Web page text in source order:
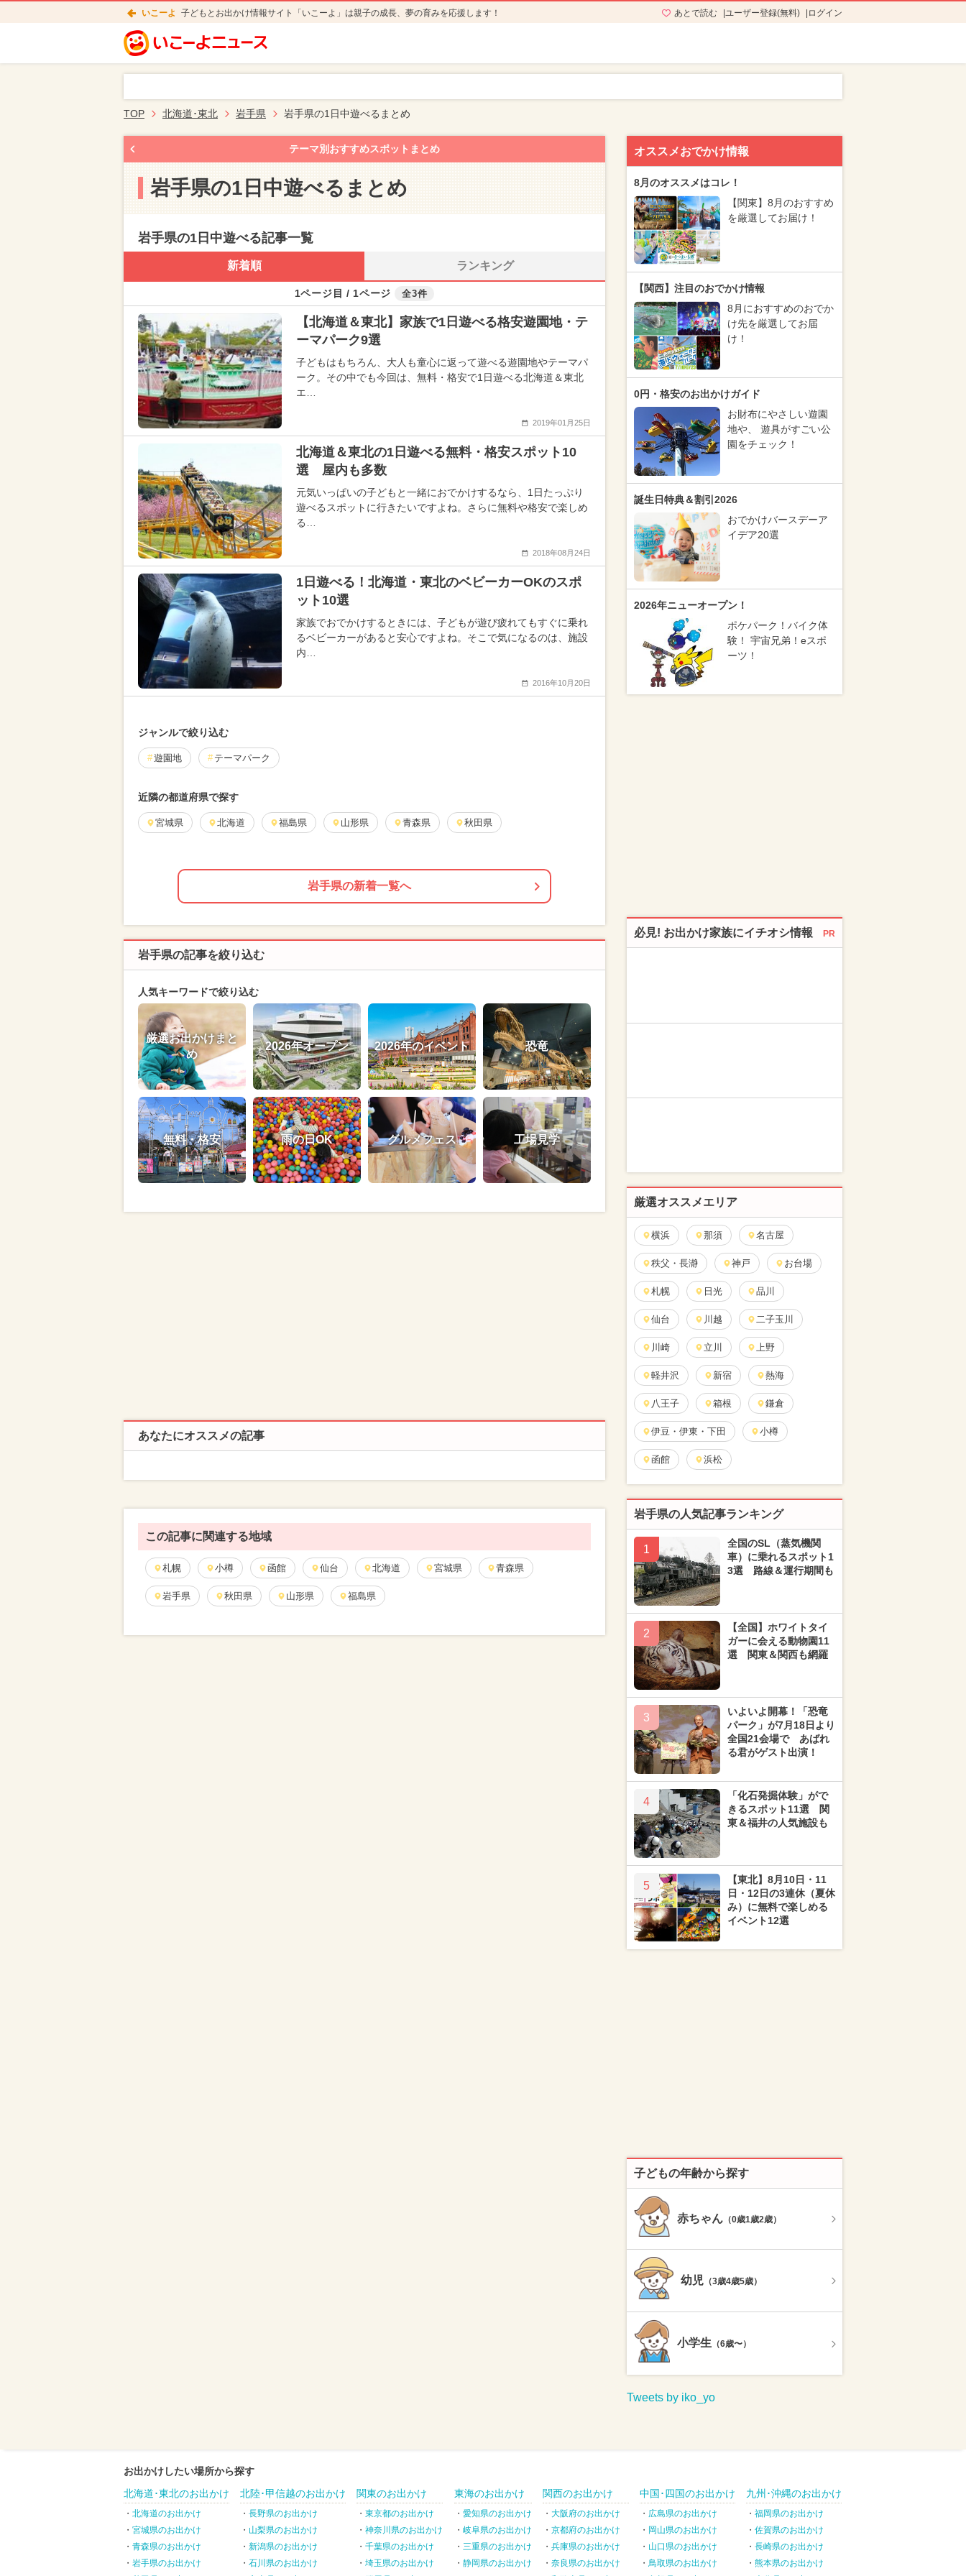
いこーよ 子どもとお出かけ情報サイト「いこーよ」は親子の成長、夢の育みを応援します！ あとで読む ユーザー登録(無料) ログイン
TOP 北海道･東北 岩手県 岩手県の1日中遊べるまとめ
テーマ別おすすめスポットまとめ
岩手県の1日中遊べるまとめ
岩手県の1日中遊べる記事一覧
新着順 ランキング
1ページ目 / 1ページ 全3件
【北海道＆東北】家族で1日遊べる格安遊園地・テ
ーマパーク9選
子どもはもちろん、大人も童心に返って遊べる遊園地やテーマパ
ーク。その中でも今回は、無料・格安で1日遊べる北海道＆東北
エ…
2019年01月25日
北海道＆東北の1日遊べる無料・格安スポット10
選 屋内も多数
元気いっぱいの子どもと一緒におでかけするなら、1日たっぷり
遊べるスポットに行きたいですよね。さらに無料や格安で楽しめ
る…
2018年08月24日
1日遊べる！北海道・東北のベビーカーOKのスポ
ット10選
家族でおでかけするときには、子どもが遊び疲れてもすぐに乗れ
るベビーカーがあると安心ですよね。そこで気になるのは、施設
内…
2016年10月20日
ジャンルで絞り込む
遊園地 テーマパーク
近隣の都道府県で探す
宮城県 北海道 福島県 山形県 青森県 秋田県
岩手県の新着一覧へ
岩手県の記事を絞り込む
人気キーワードで絞り込む
厳選お出かけまと
め
2026年オープン 2026年のイベント 恐竜
無料・格安 雨の日OK グルメフェス 工場見学
あなたにオススメの記事
この記事に関連する地域
札幌 小樽 函館 仙台 北海道 宮城県 青森県
岩手県 秋田県 山形県 福島県
オススメおでかけ情報
8月のオススメはコレ！
【関東】8月のおすすめ
を厳選してお届け！
【関西】注目のおでかけ情報
8月におすすめのおでか
け先を厳選してお届
け！
0円・格安のお出かけガイド
お財布にやさしい遊園
地や、 遊具がすごい公
園をチェック！
誕生日特典＆割引2026
おでかけバースデーア
イデア20選
2026年ニューオープン！
ポケパーク！バイク体
験！ 宇宙兄弟！eスポ
ーツ！
必見! お出かけ家族にイチオシ情報 PR
厳選オススメエリア
横浜 那須 名古屋
秩父・長瀞 神戸 お台場
札幌 日光 品川
仙台 川越 二子玉川
川崎 立川 上野
軽井沢 新宿 熱海
八王子 箱根 鎌倉
伊豆・伊東・下田 小樽
函館 浜松
岩手県の人気記事ランキング
1
全国のSL（蒸気機関
車）に乗れるスポット1
3選 路線＆運行期間も
2
【全国】ホワイトタイ
ガーに会える動物園11
選 関東＆関西も網羅
3
いよいよ開幕！「恐竜
パーク」が7月18日より
全国21会場で あばれ
る君がゲスト出演！
4
「化石発掘体験」がで
きるスポット11選 関
東＆福井の人気施設も
5
【東北】8月10日・11
日・12日の3連休（夏休
み）に無料で楽しめる
イベント12選
子どもの年齢から探す
赤ちゃん （0歳1歳2歳）
幼児 （3歳4歳5歳）
小学生 （6歳〜）
Tweets by iko_yo
お出かけしたい場所から探す
北海道･東北のお出かけ
北海道のお出かけ
宮城県のお出かけ
青森県のお出かけ
岩手県のお出かけ
北陸･甲信越のお出かけ
長野県のお出かけ
山梨県のお出かけ
新潟県のお出かけ
石川県のお出かけ
関東のお出かけ
東京都のお出かけ
神奈川県のお出かけ
千葉県のお出かけ
埼玉県のお出かけ
東海のお出かけ
愛知県のお出かけ
岐阜県のお出かけ
三重県のお出かけ
静岡県のお出かけ
関西のお出かけ
大阪府のお出かけ
京都府のお出かけ
兵庫県のお出かけ
奈良県のお出かけ
中国･四国のお出かけ
広島県のお出かけ
岡山県のお出かけ
山口県のお出かけ
鳥取県のお出かけ
九州･沖縄のお出かけ
福岡県のお出かけ
佐賀県のお出かけ
長崎県のお出かけ
熊本県のお出かけ